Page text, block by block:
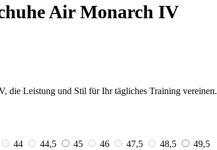
Air Monarch IV
die Leistung und Stil für Ihr tägliches Training vereinen.
44 44,5 45 46 47,5 48,5
49,5